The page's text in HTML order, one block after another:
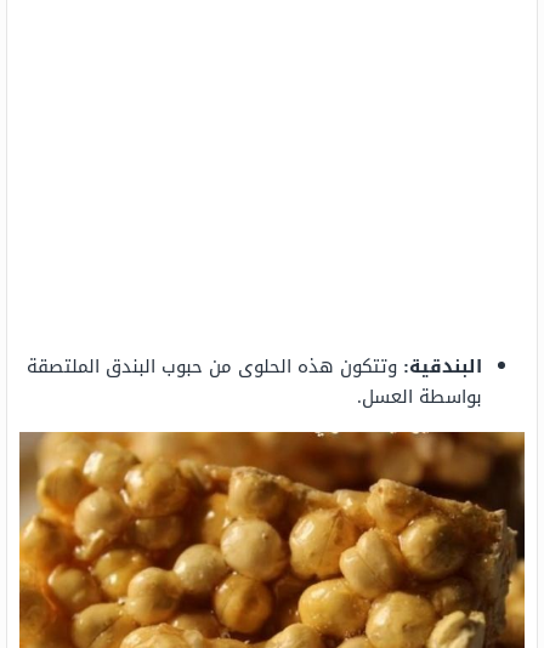
البندقية: وتتكون هذه الحلوى من حبوب البندق الملتصقة
بواسطة العسل.